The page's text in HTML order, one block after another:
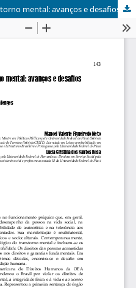
mental: avanços e desafios